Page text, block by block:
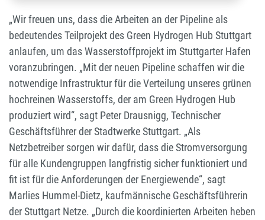
„Wir freuen uns, dass die Arbeiten an der Pipeline als
bedeutendes Teilprojekt des Green Hydrogen Hub Stuttgart
anlaufen, um das Wasserstoffprojekt im Stuttgarter Hafen
voranzubringen. „Mit der neuen Pipeline schaffen wir die
notwendige Infrastruktur für die Verteilung unseres grünen
hochreinen Wasserstoffs, der am Green Hydrogen Hub
produziert wird“, sagt Peter Drausnigg, Technischer
Geschäftsführer der Stadtwerke Stuttgart. „Als
Netzbetreiber sorgen wir dafür, dass die Stromversorgung
für alle Kundengruppen langfristig sicher funktioniert und
fit ist für die Anforderungen der Energiewende“, sagt
Marlies Hummel-Dietz, kaufmännische Geschäftsführerin
der Stuttgart Netze. „Durch die koordinierten Arbeiten heben